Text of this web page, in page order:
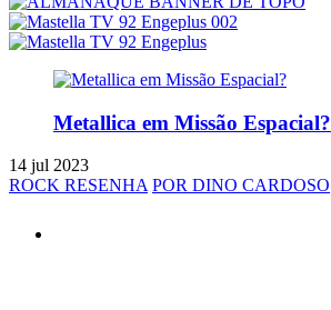
Metallica em Missão Espacial?
14 jul 2023
ROCK RESENHA POR DINO CARDOSO